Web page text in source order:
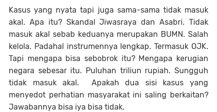
Kasus yang nyata tapi juga sama-sama tidak masuk
akal. Apa itu? Skandal Jiwasraya dan Asabri. Tidak
masuk akal sebab keduanya merupakan BUMN. Salah
kelola. Padahal instrumennya lengkap. Termasuk OJK.
Tapi mengapa bisa sebobrok itu? Mengapa kerugian
negara sebesar itu. Puluhan triliun rupiah. Sungguh
tidak masuk akal. Apakah dua sisi kasus yang
menyedot perhatian masyarakat ini saling berkaitan?
Jawabannya bisa iya bisa tidak.